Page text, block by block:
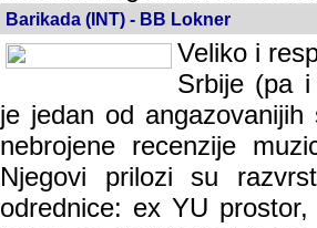
Barikada (INT) - BB Lokner
Veliko i
Srbije (pa i
jedan od angazovanijih
nebrojene recenzije
Njegovi prilozi su
odrednice: ex YU